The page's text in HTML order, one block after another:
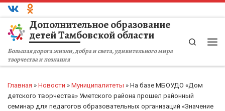
Перейти к содержимому
Дополнительное образование
детей Тамбовской области
Большая дорога жизни, добра и света, удивительного мира
творчества и познания
Search
Главная » Новости » Муниципалитеты » На базе МБОУДО «Дом
детского творчества» Уметского района прошел районный
семинар для педагогов образовательных организаций «Значение